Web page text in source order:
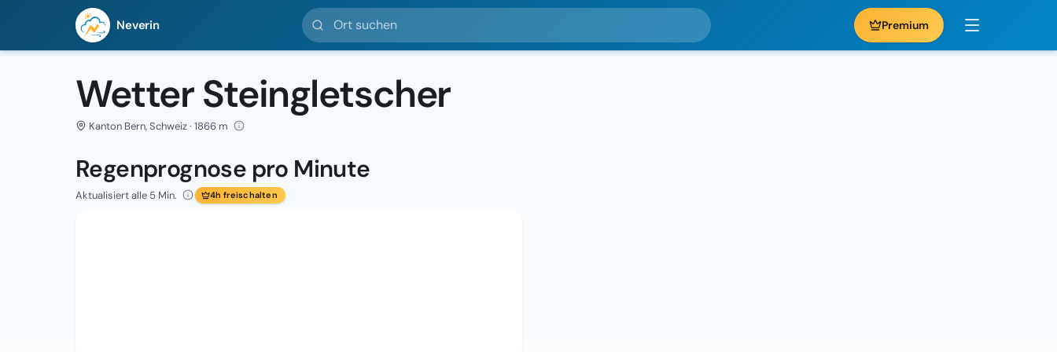
Neverin
Ort suchen
Premium
Wetter Steingletscher
Kanton Bern, Schweiz · 1866 m
Regenprognose pro Minute
Aktualisiert alle 5 Min. 4h freischalten